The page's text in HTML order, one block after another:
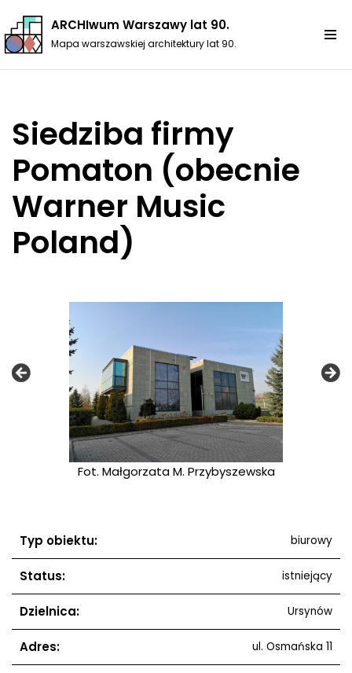
Przejdź
ARCHIwum Warszawy lat 90.
Mapa warszawskiej architektury lat 90.
Siedziba firmy
Pomaton (obecnie
Warner Music
Poland)
Fot. Małgorzata M. Przybyszewska
Typ obiektu: biurowy
Status: istniejący
Dzielnica: Ursynów
Adres: ul. Osmańska 11